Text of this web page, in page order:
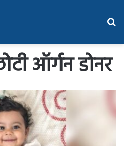
ऑर्गन डोनर